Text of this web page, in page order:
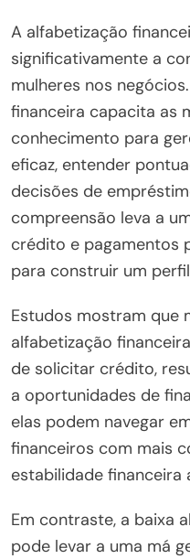
A alfabetização
significativamente a
mulheres nos
financeira capacita as
conhecimento para
eficaz, entender
decisões de
compreensão leva a
crédito e pagamentos
para construir um
Estudos mostram que
alfabetização
de solicitar crédito,
a oportunidades de
elas podem navegar
financeiros com mais
estabilidade financeira
Em contraste, a baixa
pode levar a uma má